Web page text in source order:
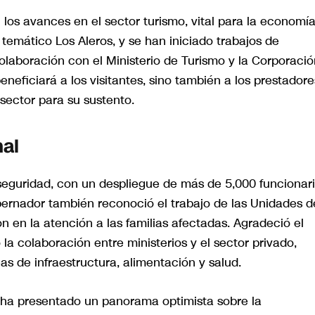
avances en el sector turismo, vital para la economía
Los Aleros, y se han iniciado trabajos de
con el Ministerio de Turismo y la
a los visitantes, sino también a los
para su sustento.
con un despliegue de más de 5,000
también reconoció el trabajo de las Unidades
en la atención a las familias afectadas. Agradeció el
colaboración entre ministerios y el sector privado,
de infraestructura, alimentación y salud.
presentado un panorama optimista sobre la